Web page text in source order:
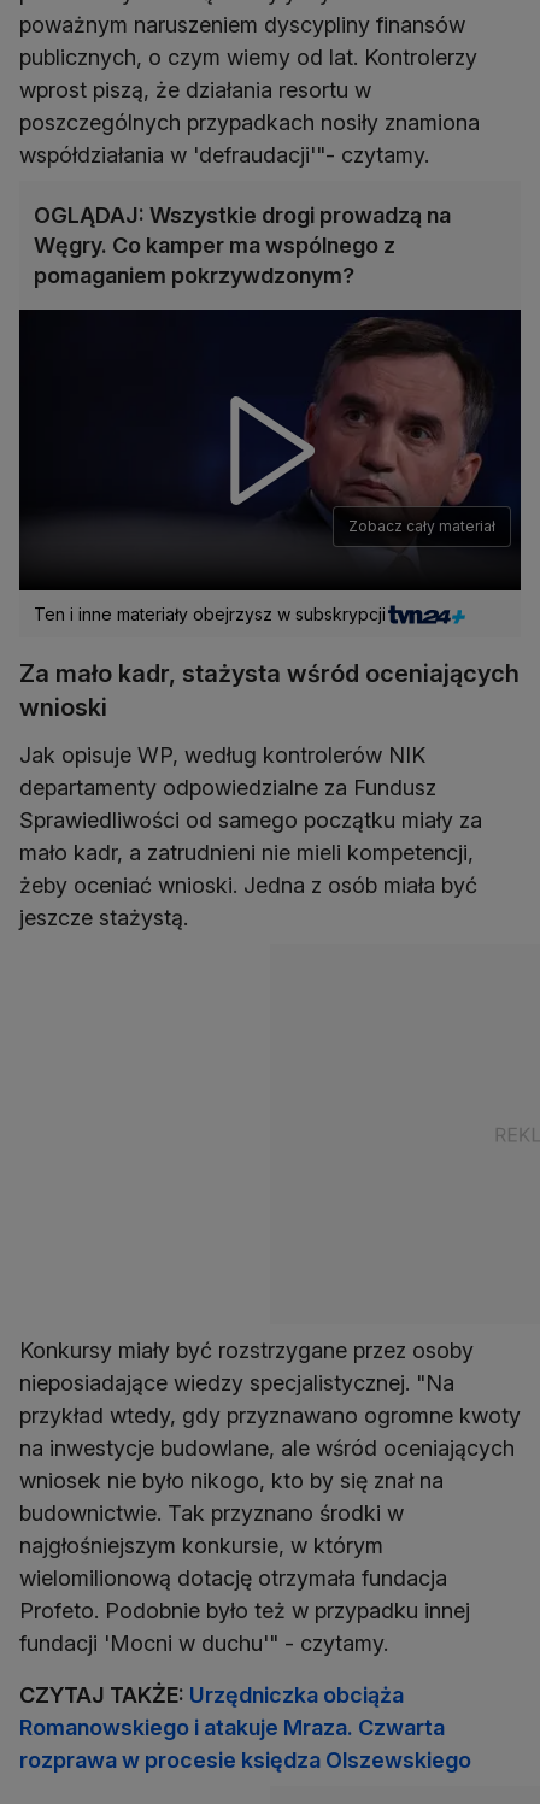
poważnym naruszeniem dyscypliny finansów
publicznych, o czym wiemy od lat. Kontrolerzy
wprost piszą, że działania resortu w
poszczególnych przypadkach nosiły znamiona
współdziałania w 'defraudacji'"- czytamy.
OGLĄDAJ: Wszystkie drogi prowadzą na
Węgry. Co kamper ma wspólnego z
pomaganiem pokrzywdzonym?
Zobacz cały materiał
Ten i inne materiały obejrzysz w subskrypcji
Za mało kadr, stażysta wśród oceniających
wnioski
Jak opisuje WP, według kontrolerów NIK
departamenty odpowiedzialne za Fundusz
Sprawiedliwości od samego początku miały za
mało kadr, a zatrudnieni nie mieli kompetencji,
żeby oceniać wnioski. Jedna z osób miała być
jeszcze stażystą.
Konkursy miały być rozstrzygane przez osoby
nieposiadające wiedzy specjalistycznej. "Na
przykład wtedy, gdy przyznawano ogromne kwoty
na inwestycje budowlane, ale wśród oceniających
wniosek nie było nikogo, kto by się znał na
budownictwie. Tak przyznano środki w
najgłośniejszym konkursie, w którym
wielomilionową dotację otrzymała fundacja
Profeto. Podobnie było też w przypadku innej
fundacji 'Mocni w duchu'" - czytamy.
CZYTAJ TAKŻE: Urzędniczka obciąża
Romanowskiego i atakuje Mraza. Czwarta
rozprawa w procesie księdza Olszewskiego